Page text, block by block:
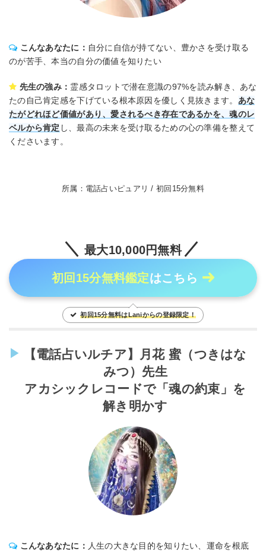
こんなあなたに： 自分に自信が持てない、豊かさを受け取る
のが苦手、本当の自分の価値を知りたい
先生の強み： 霊感タロットで潜在意識の97%を読み解き、あな
たの自己肯定感を下げている根本原因を優しく見抜きます。 あな
たがどれほど価値があり、愛されるべき存在であるかを、魂のレ
ベルから肯定 し、最高の未来を受け取るための心の準備を整えて
くださいます。
所属：電話占いピュアリ / 初回15分無料
最大10,000円無料
初回15分無料鑑定はこちら
初回15分無料はLaniからの登録限定！
【電話占いルチア】月花 蜜（つきはな
みつ）先生
アカシックレコードで「魂の約束」を
解き明かす
こんなあなたに： 人生の大きな目的を知りたい、運命を根底